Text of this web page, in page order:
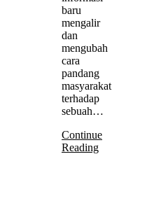
baru
mengalir
dan
mengubah
cara
pandang
masyarakat
terhadap
sebuah…
Continue
Reading